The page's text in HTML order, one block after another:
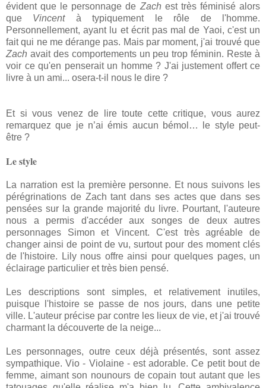
évident que le personnage de Zach est très féminisé alors
que Vincentà typiquement le rôle de l'homme.
Personnellement, ayant lu et écrit pas mal de Yaoi, c'est un
fait qui ne me dérange pas. Mais par moment, j'ai trouvé que
Zach avait des comportements un peu trop féminin. Reste à
voir ce qu'en penserait un homme ? J'ai justement offert ce
livre à un ami... osera-t-il nous le dire ?
Et si vous venez de lire toute cette critique, vous aurez
remarquez que je n’ai émis aucun bémol… le style peut-
être ?
Le style
La narration est la première personne. Et nous suivons les
pérégrinations de Zach tant dans ses actes que dans ses
pensées sur la grande majorité du livre. Pourtant, l'auteure
nous a permis d'accéder aux songes de deux autres
personnages Simon et Vincent. C'est très agréable de
changer ainsi de point de vu, surtout pour des moment clés
de l'histoire. Lily nous offre ainsi pour quelques pages, un
éclairage particulier et très bien pensé.
Les descriptions sont simples, et relativement inutiles,
puisque l'histoire se passe de nos jours, dans une petite
ville. L'auteur précise par contre les lieux de vie, et j'ai trouvé
charmant la découverte de la neige...
Les personnages, outre ceux déjà présentés, sont assez
sympathique. Vio - Violaine - est adorable. Ce petit bout de
femme, aimant son nounours de copain tout autant que les